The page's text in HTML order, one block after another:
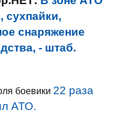
сухпайки,
снаряжение
- штаб.
боевики 22 раза
АТО.